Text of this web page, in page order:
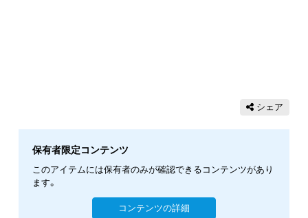
シェア
保有者限定コンテンツ
このアイテムには保有者のみが確認できるコンテンツがあり
ます。
コンテンツの詳細